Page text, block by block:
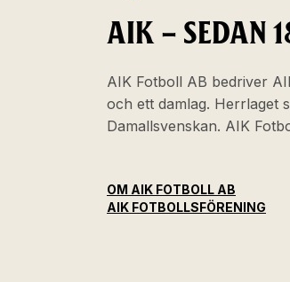
AIK – SEDAN
AIK Fotboll AB bedriver
och ett damlag. Herrlaget
Damallsvenskan. AIK
OM AIK FOTBOLL AB
AIK FOTBOLLSFÖRENING